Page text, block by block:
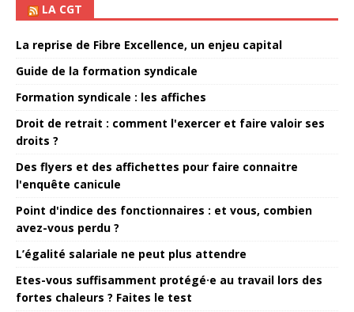
LA CGT
La reprise de Fibre Excellence, un enjeu capital
Guide de la formation syndicale
Formation syndicale : les affiches
Droit de retrait : comment l'exercer et faire valoir ses
droits ?
Des flyers et des affichettes pour faire connaitre
l'enquête canicule
Point d'indice des fonctionnaires : et vous, combien
avez-vous perdu ?
L’égalité salariale ne peut plus attendre
Etes-vous suffisamment protégé·e au travail lors des
fortes chaleurs ? Faites le test